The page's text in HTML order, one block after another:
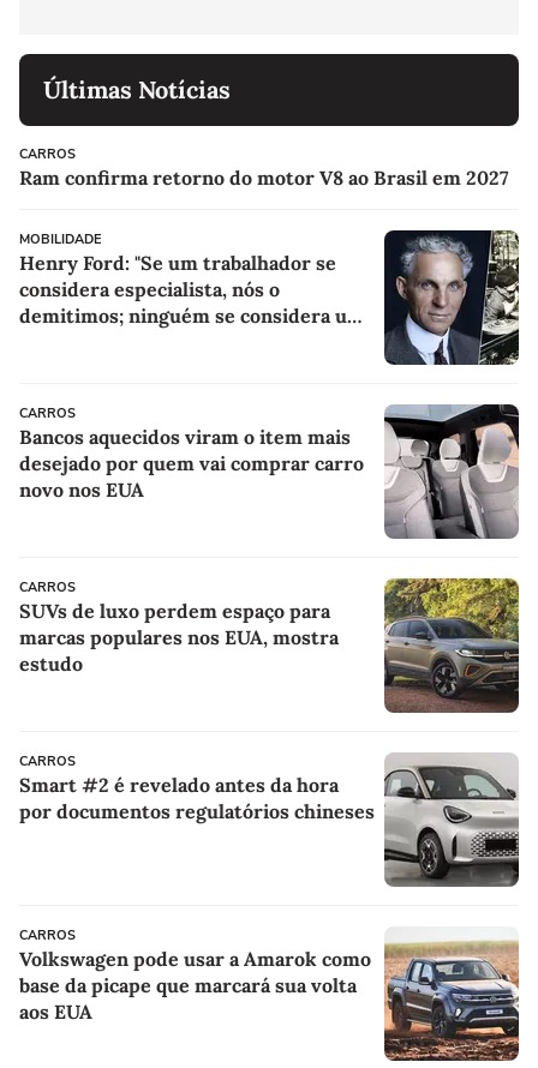
Últimas Notícias
CARROS
Ram confirma retorno do motor V8 ao Brasil em 2027
MOBILIDADE
Henry Ford: "Se um trabalhador se
considera especialista, nós o
demitimos; ninguém se considera um
CARROS
Bancos aquecidos viram o item mais
desejado por quem vai comprar carro
novo nos EUA
CARROS
SUVs de luxo perdem espaço para
marcas populares nos EUA, mostra
estudo
CARROS
Smart #2 é revelado antes da hora
por documentos regulatórios chineses
CARROS
Volkswagen pode usar a Amarok como
base da picape que marcará sua volta
aos EUA